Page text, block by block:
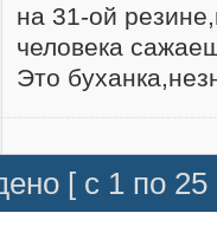
на 31-ой
человека
Это
[ с 1 по 25